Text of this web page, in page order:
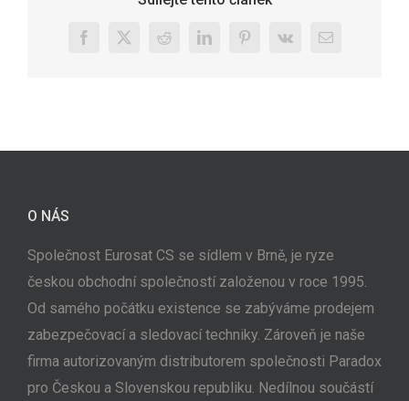
Facebook
X RedditLinkedInPinterest
Vk
E-
O NÁS
Společnost Eurosat CS se sídlem v Brně, je ryze
českou obchodní společností založenou v roce 1995.
Od samého počátku existence se zabýváme prodejem
zabezpečovací a sledovací techniky. Zároveň je naše
firma autorizovaným distributorem společnosti Paradox
pro Českou a Slovenskou republiku. Nedílnou součástí